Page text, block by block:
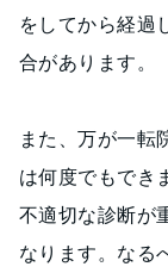
をしてから経過
合があります。
また、万が一転
は何度でもでき
不適切な診断が
なります。なる